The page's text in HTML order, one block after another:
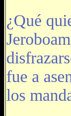
¿Qué
fue a
los